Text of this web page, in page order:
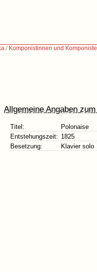
/ Komponistinnen und
Allgemeine Angaben
Titel:
Polonaise
Entstehungszeit: 1825
Besetzung:
Klavier solo